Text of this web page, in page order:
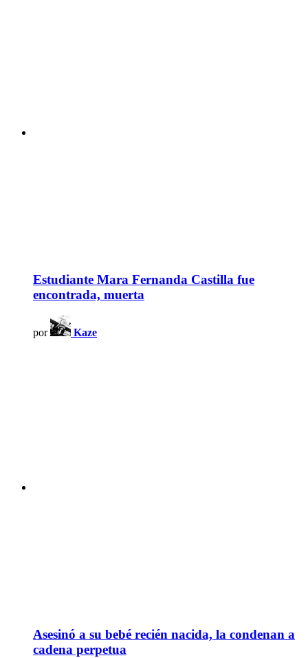
Estudiante Mara Fernanda Castilla fue
encontrada, muerta
por Kaze
Asesinó a su bebé recién nacida, la condenan a
cadena perpetua